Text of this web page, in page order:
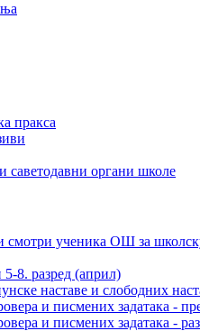
пракса
саветодавни органи школе
смотри ученика ОШ за
8. разред (април)
наставе и слободних
и писмених задатака -
и писмених задатака -